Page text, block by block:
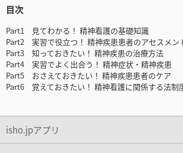
目次
Part1 見てわかる！ 精神看護の基礎知識
Part2 実習で役立つ！ 精神疾患患者のアセスメン
Part3 知っておきたい！ 精神疾患の治療方法
Part4 実習でよく出合う！ 精神症状・精神疾患
Part5 おさえておきたい！ 精神疾患患者のケア
Part6 覚えておきたい！ 精神看護に関係する法制
isho.jpアプリ